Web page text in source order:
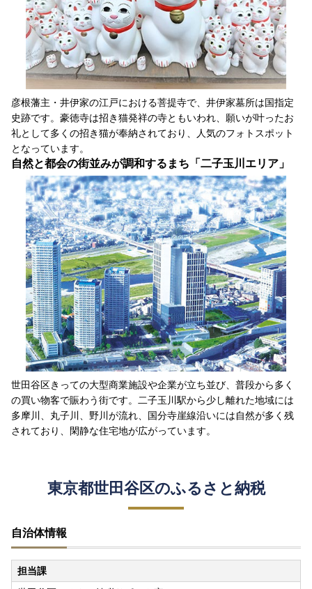
彦根藩主・井伊家の江戸における菩提寺で、井伊家墓所は国指定
史跡です。豪徳寺は招き猫発祥の寺ともいわれ、願いが叶ったお
礼として多くの招き猫が奉納されており、人気のフォトスポット
となっています。
自然と都会の街並みが調和するまち「二子玉川エリア」
世田谷区きっての大型商業施設や企業が立ち並び、普段から多く
の買い物客で賑わう街です。二子玉川駅から少し離れた地域には
多摩川、丸子川、野川が流れ、国分寺崖線沿いには自然が多く残
されており、閑静な住宅地が広がっています。
東京都世田谷区のふるさと納税
自治体情報
担当課